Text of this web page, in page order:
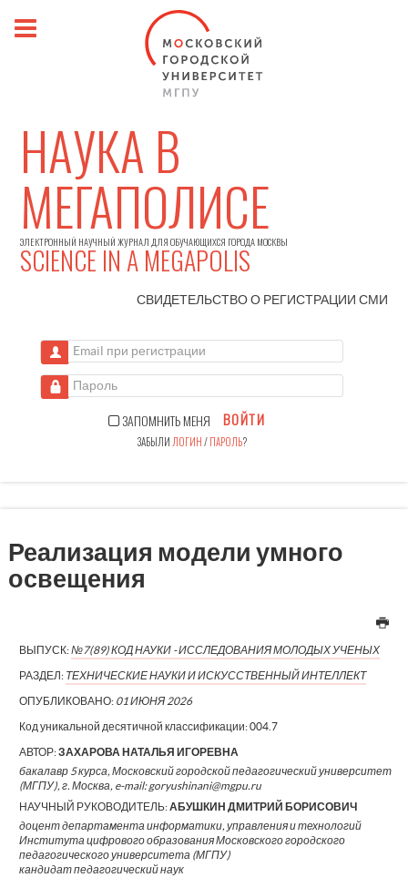
НАУКА В
МЕГАПОЛИСЕ
ЭЛЕКТРОННЫЙ НАУЧНЫЙ ЖУРНАЛ ДЛЯ ОБУЧАЮЩИХСЯ ГОРОДА МОСКВЫ
SCIENCE IN A MEGAPOLIS
СВИДЕТЕЛЬСТВО О РЕГИСТРАЦИИСМИ
Email при регистрации
Пароль
ЗАПОМНИТЬ МЕНЯ ВОЙТИ
ЗАБЫЛИ ЛОГИН/ПАРОЛЬ?
Реализация модели умного
освещения
ВЫПУСК:№7(89) КОД НАУКИ - ИССЛЕДОВАНИЯ МОЛОДЫХ УЧЕНЫХ
РАЗДЕЛ: ТЕХНИЧЕСКИЕ НАУКИ И ИСКУССТВЕННЫЙ ИНТЕЛЛЕКТ
ОПУБЛИКОВАНО: 01 ИЮНЯ 2026
Код уникальной десятичной классификации:004.7
АВТОР:ЗАХАРОВА НАТАЛЬЯ ИГОРЕВНА
бакалавр 5 курса, Московский городской педагогический университет
(МГПУ), г. Москва, e-mail: goryushinani@mgpu.ru
НАУЧНЫЙ РУКОВОДИТЕЛЬ:АБУШКИН ДМИТРИЙ БОРИСОВИЧ
доцент департамента информатики, управления и технологий
Института цифрового образования Московского городского
педагогического университета (МГПУ)
кандидат педагогический наук